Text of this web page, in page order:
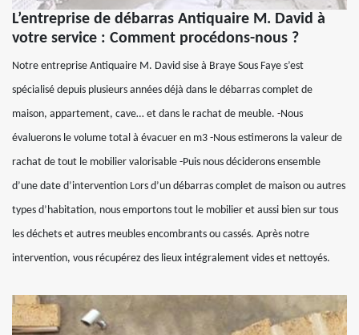
L’entreprise de débarras Antiquaire M. David à
votre service : Comment procédons-nous ?
Notre entreprise Antiquaire M. David sise à Braye Sous Faye s’est
spécialisé depuis plusieurs années déjà dans le débarras complet de
maison, appartement, cave… et dans le rachat de meuble. -Nous
évaluerons le volume total à évacuer en m3 -Nous estimerons la valeur de
rachat de tout le mobilier valorisable -Puis nous déciderons ensemble
d’une date d’intervention Lors d’un débarras complet de maison ou autres
types d’habitation, nous emportons tout le mobilier et aussi bien sur tous
les déchets et autres meubles encombrants ou cassés. Après notre
intervention, vous récupérez des lieux intégralement vides et nettoyés.